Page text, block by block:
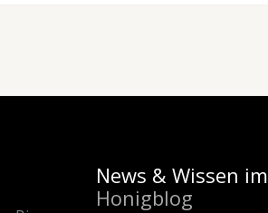
News & Wissen im
Honigblog